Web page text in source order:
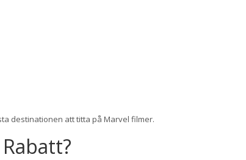
destinationen att titta på Marvel filmer.